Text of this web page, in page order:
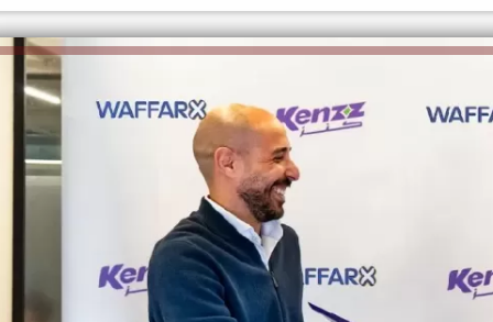
إلهام شرشر تكتب: دي مبقتش كورة..
دي سياسة
الكاتبة إلهام شرشر تهنئ الرئيس
السيسي بعيد ميلاده وتُشيد بجهوده
في بناء الدولة